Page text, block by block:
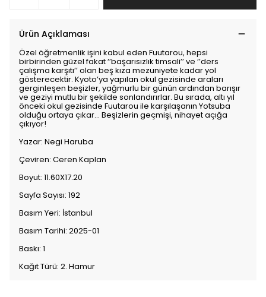
Ürün Açıklaması
Özel öğretmenlik işini kabul eden Fuutarou, hepsi
birbirinden güzel fakat ‘’başarısızlık timsali’’ ve ‘’ders
çalışma karşıtı’’ olan beş kıza mezuniyete kadar yol
gösterecektir. Kyoto’ya yapılan okul gezisinde araları
gerginleşen beşizler, yağmurlu bir günün ardından barışır
ve geziyi mutlu bir şekilde sonlandırırlar. Bu sırada, altı yıl
önceki okul gezisinde Fuutarou ile karşılaşanın Yotsuba
olduğu ortaya çıkar… Beşizlerin geçmişi, nihayet açığa
çıkıyor!
Yazar: Negi Haruba
Çeviren: Ceren Kaplan
Boyut: 11.60X17.20
Sayfa Sayısı: 192
Basım Yeri: İstanbul
Basım Tarihi: 2025-01
Baskı: 1
Kağıt Türü: 2. Hamur